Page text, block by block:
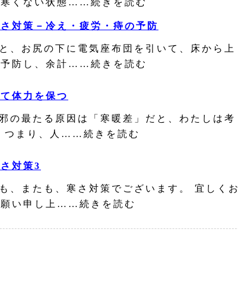
寒くない状態……続きを読む
対策－冷え・疲労・痔の予防
、お尻の下に電気座布団を引いて、床から上
予防し、余計……続きを読む
体力を保つ
の最たる原因は「寒暖差」だと、わたしは考
つまり、人……続きを読む
対策3
、またも、寒さ対策でございます。 宜しくお
願い申し上……続きを読む